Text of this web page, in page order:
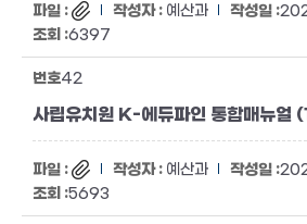
예산과
6397
42
사립유치원 K-에듀파인 통합매뉴얼
예산과
5693